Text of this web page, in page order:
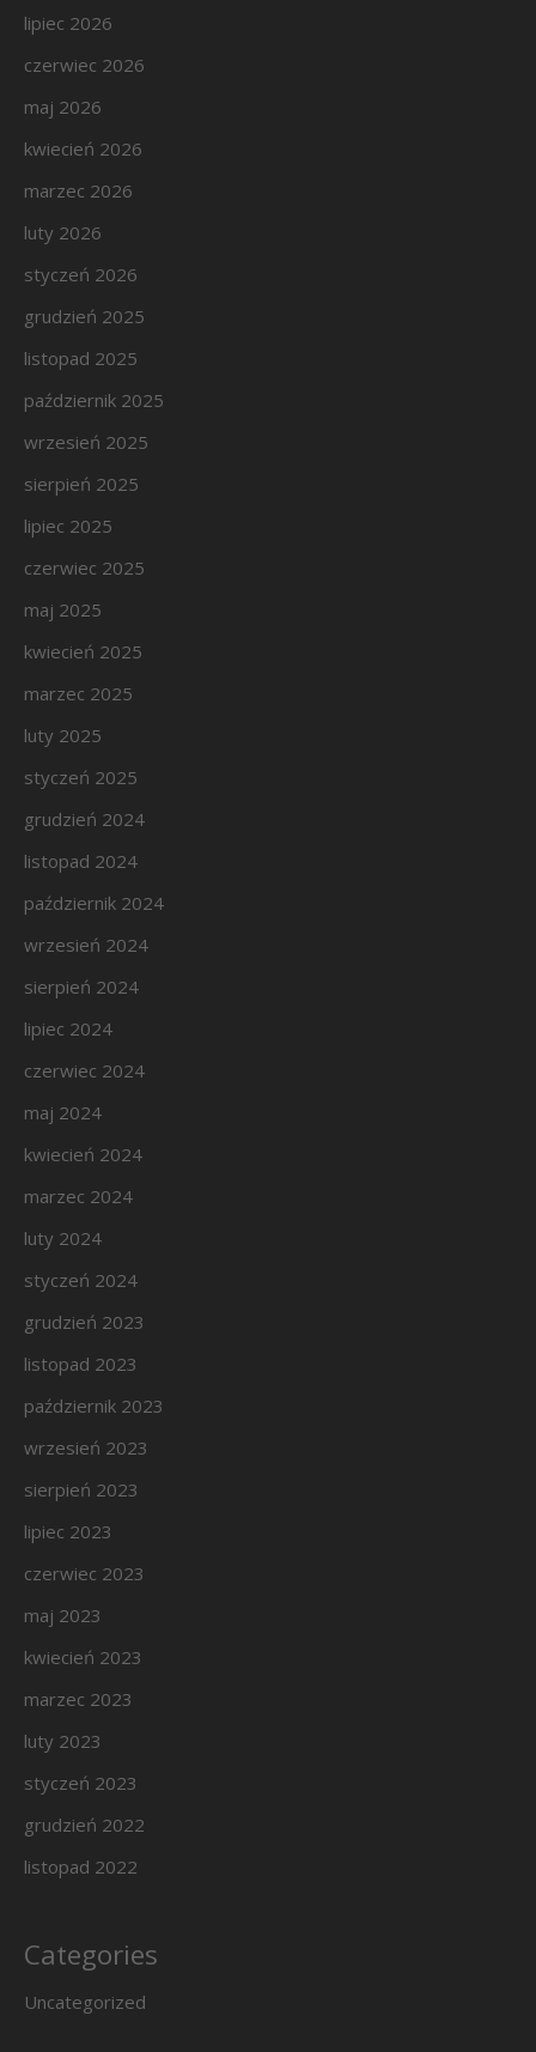
lipiec 2026
czerwiec 2026
maj 2026
kwiecień 2026
marzec 2026
luty 2026
styczeń 2026
grudzień 2025
listopad 2025
październik 2025
wrzesień 2025
sierpień 2025
lipiec 2025
czerwiec 2025
maj 2025
kwiecień 2025
marzec 2025
luty 2025
styczeń 2025
grudzień 2024
listopad 2024
październik 2024
wrzesień 2024
sierpień 2024
lipiec 2024
czerwiec 2024
maj 2024
kwiecień 2024
marzec 2024
luty 2024
styczeń 2024
grudzień 2023
listopad 2023
październik 2023
wrzesień 2023
sierpień 2023
lipiec 2023
czerwiec 2023
maj 2023
kwiecień 2023
marzec 2023
luty 2023
styczeń 2023
grudzień 2022
listopad 2022
Categories
Uncategorized